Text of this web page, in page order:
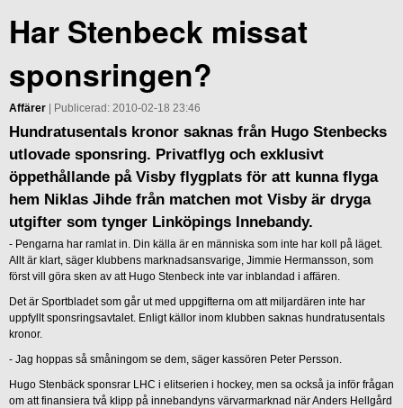
Har Stenbeck missat
sponsringen?
Affärer | Publicerad: 2010-02-18 23:46
Hundratusentals kronor saknas från Hugo Stenbecks
utlovade sponsring. Privatflyg och exklusivt
öppethållande på Visby flygplats för att kunna flyga
hem Niklas Jihde från matchen mot Visby är dryga
utgifter som tynger Linköpings Innebandy.
- Pengarna har ramlat in. Din källa är en människa som inte har koll på läget.
Allt är klart, säger klubbens marknadsansvarige, Jimmie Hermansson, som
först vill göra sken av att Hugo Stenbeck inte var inblandad i affären.
Det är Sportbladet som går ut med uppgifterna om att miljardären inte har
uppfyllt sponsringsavtalet. Enligt källor inom klubben saknas hundratusentals
kronor.
- Jag hoppas så småningom se dem, säger kassören Peter Persson.
Hugo Stenbäck sponsrar LHC i elitserien i hockey, men sa också ja inför frågan
om att finansiera två klipp på innebandyns värvarmarknad när Anders Hellgård